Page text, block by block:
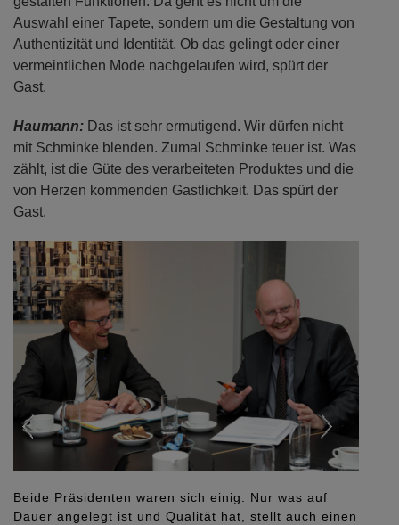
Auswahl einer Tapete, sondern um die Gestaltung von
Authentizität und Identität. Ob das gelingt oder einer
vermeintlichen Mode nachgelaufen wird, spürt der
Gast.
Haumann: Das ist sehr ermutigend. Wir dürfen nicht
mit Schminke blenden. Zumal Schminke teuer ist. Was
zählt, ist die Güte des verarbeiteten Produktes und die
von Herzen kommenden Gastlichkeit. Das spürt der
Gast.
einig: Nur was auf
hat, stellt auch einen
Haumann: „In Rheinland-Pfalz
aller gastgewerblichen Betriebe
Previous